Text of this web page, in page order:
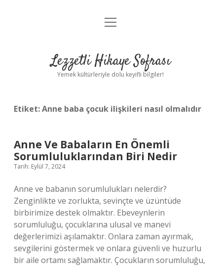
Anasayfa
Yasal Uyarı
menüyü
Lezzetli Hikaye Sofrası
Yemek kültürleriyle dolu keyifli bilgiler!
Etiket:Anne baba çocuk ilişkileri nasıl olmalıdır
Anne Ve Babaların En Önemli
Sorumluluklarından Biri Nedir
Tarih: Eylül 7, 2024
Anne ve babanın sorumlulukları nelerdir?
Zenginlikte ve zorlukta, sevinçte ve üzüntüde
birbirimize destek olmaktır. Ebeveynlerin
sorumluluğu, çocuklarına ulusal ve manevi
değerlerimizi aşılamaktır. Onlara zaman ayırmak,
sevgilerini göstermek ve onlara güvenli ve huzurlu
bir aile ortamı sağlamaktır. Çocukların sorumluluğu,